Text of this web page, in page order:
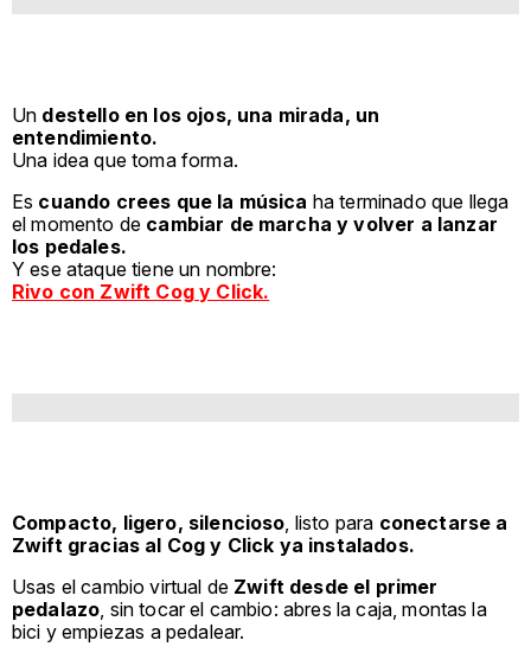
Un destello en los ojos, una mirada, un
entendimiento.
Una idea que toma forma.
Es cuando crees que la música ha terminado que llega
el momento de cambiar de marcha y volver a lanzar
los pedales.
Y ese ataque tiene un nombre:
Rivo con Zwift Cog y Click.
Compacto, ligero, silencioso, listo para conectarse a
Zwift gracias al Cog y Click ya instalados.
Usas el cambio virtual de Zwift desde el primer
pedalazo, sin tocar el cambio: abres la caja, montas la
bici y empiezas a pedalear.